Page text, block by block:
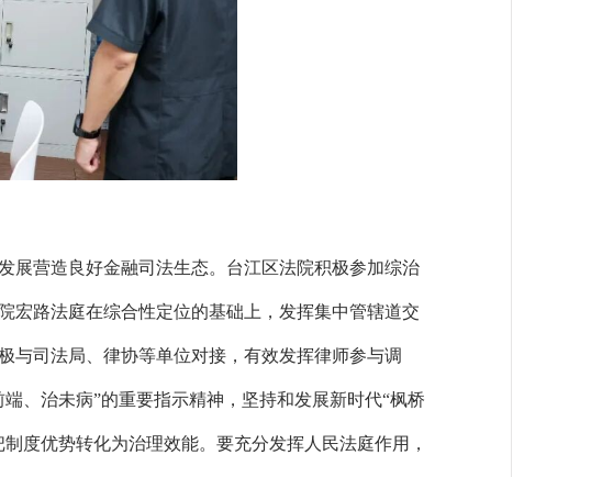
营造良好金融司法生态。台江区法院积极参加综治
宏路法庭在综合性定位的基础上，发挥集中管辖道交
与司法局、律协等单位对接，有效发挥律师参与调
、治未病”的重要指示精神，坚持和发展新时代“枫桥
度优势转化为治理效能。要充分发挥人民法庭作用，